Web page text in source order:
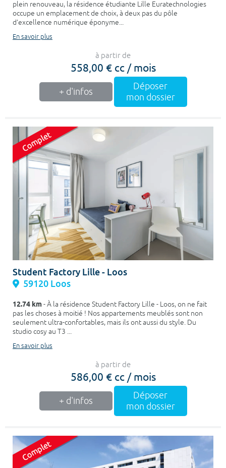
plein renouveau, la résidence étudiante Lille Euratechnologies
occupe un emplacement de choix, à deux pas du pôle
d’excellence numérique éponyme...
En savoir plus
à partir de
558,00 € cc / mois
+ d'infos
Déposer
mon dossier
Student Factory Lille - Loos
59120 Loos
12.74 km- À la résidence Student Factory Lille - Loos, on ne fait
pas les choses à moitié ! Nos appartements meublés sont non
seulement ultra-confortables, mais ils ont aussi du style. Du
studio cosy au T3 ...
En savoir plus
à partir de
586,00 € cc / mois
+ d'infos
Déposer
mon dossier